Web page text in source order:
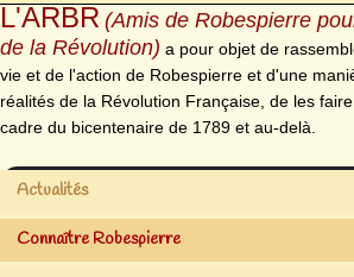
L'ARBR (Amis de Robespierre
de la Révolution) a pour objet de
vie et de l'action de Robespierre et d'une
réalités de la Révolution Française, de les
cadre du bicentenaire de 1789 et au-delà.
Actualités
Connaître Robespierre